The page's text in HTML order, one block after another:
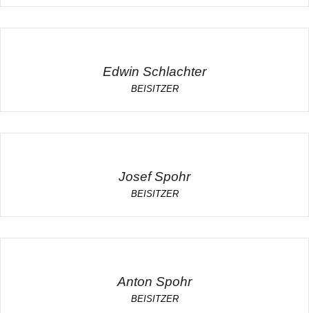
Edwin Schlachter
BEISITZER
Josef Spohr
BEISITZER
Anton Spohr
BEISITZER